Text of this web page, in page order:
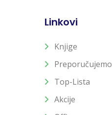
Linkovi
Knjige
Preporučujemo
Top-Lista
Akcije